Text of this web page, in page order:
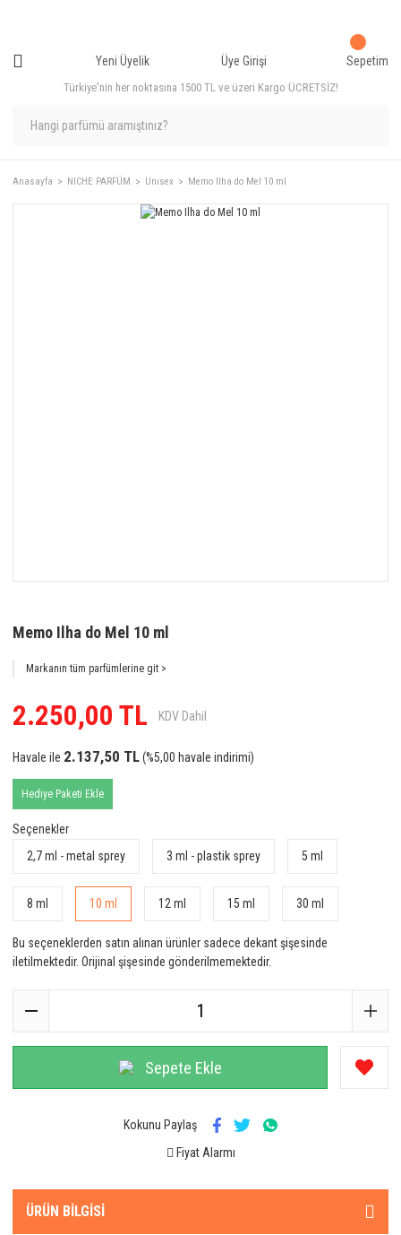
Türkiye'nin her noktasına 1500 TL ve üzeri Kargo ÜCRETSİZ!
Yeni Üyelik Üye Girişi Sepetim
Anasayfa NICHE PARFÜM Unısex Memo Ilha do Mel 10 ml
Memo Ilha do Mel 10 ml
Markanın tüm parfümlerine git >
2.250,00 TL KDV Dahil
Havale ile 2.137,50 TL(%5,00 havale indirimi)
Hediye Paketi Ekle
Seçenekler
2,7 ml - metal sprey
3 ml - plastik sprey 5 ml
8 ml 10 ml 12 ml 15 ml 30 ml
Bu seçeneklerden satın alınan ürünler sadece dekant şişesinde
iletilmektedir. Orijinal şişesinde gönderilmemektedir.
Sepete Ekle
Kokunu Paylaş
Fiyat Alarmı
ÜRÜN BILGISI